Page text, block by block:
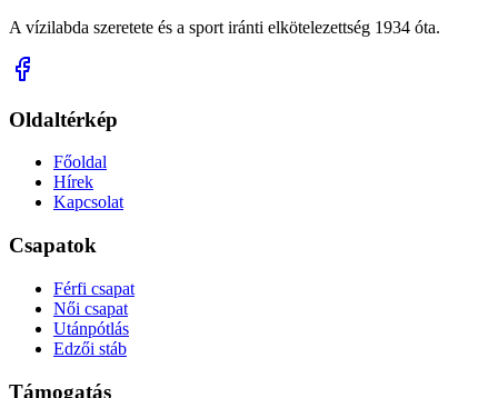
A vízilabda szeretete és a sport iránti elkötelezettség 1934 óta.
Oldaltérkép
Főoldal
Hírek
Kapcsolat
Csapatok
Férfi csapat
Női csapat
Utánpótlás
Edzői stáb
Támogatás